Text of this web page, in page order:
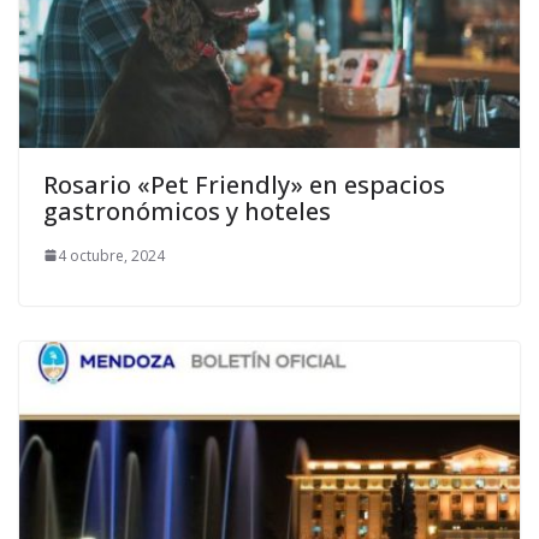
Rosario «Pet Friendly» en espacios
gastronómicos y hoteles
4 octubre, 2024